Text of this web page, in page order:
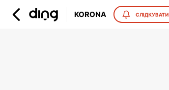
KORONA СЛІДКУВАТИ